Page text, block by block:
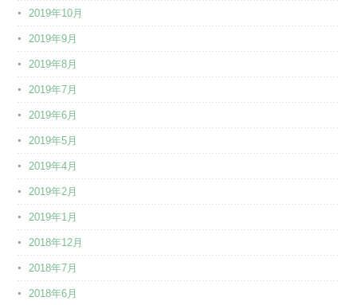
2019年10月
2019年9月
2019年8月
2019年7月
2019年6月
2019年5月
2019年4月
2019年2月
2019年1月
2018年12月
2018年7月
2018年6月